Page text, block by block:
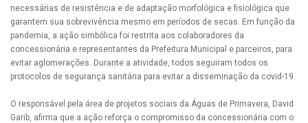
necessárias de resistência e de adaptação morfológica e fisiológica que
garantem sua sobrevivência mesmo em períodos de secas. Em função da
pandemia, a ação simbólica foi restrita aos colaboradores da
concessionária e representantes da Prefeitura Municipal e parceiros, para
evitar aglomerações. Durante a atividade, todos seguiram todos os
protocolos de segurança sanitária para evitar a disseminação da covid-19.
O responsável pela área de projetos sociais da Águas de Primavera, David
Garib, afirma que a ação reforça o compromisso da concessionária com o